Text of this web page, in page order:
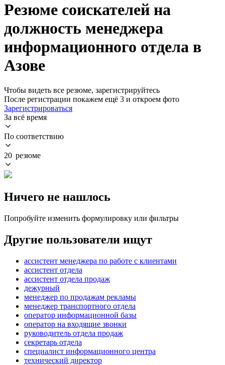
Резюме соискателей на
должность менеджера
информационного отдела в
Азове
Чтобы видеть все резюме, зарегистрируйтесь
После регистрации покажем ещё 3 и откроем фото
Зарегистрироваться
За всё время
По соответствию
20 резюме
Ничего не нашлось
Попробуйте изменить формулировку или фильтры
Другие пользователи ищут
ассистент менеджера по работе с клиентами
ассистент отдела
ассистент отдела продаж
дежурный
менеджер по продажам рекламы
менеджер транспортного отдела
оператор информационной базы
оператор на входящие звонки
руководитель отдела продаж
секретарь отдела
специалист информационного центра
технический директор